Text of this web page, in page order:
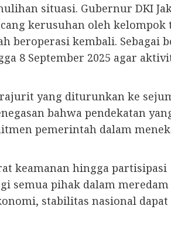
situasi. Gubernur DKI
kerusuhan oleh kelompok
beroperasi kembali. Sebagai
8 September 2025 agar
yang diturunkan ke
bahwa pendekatan
pemerintah dalam
keamanan hingga partisipasi
semua pihak dalam
stabilitas nasional dapat